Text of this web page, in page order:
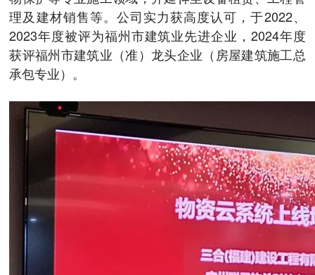
理及建材销售等。公司实力获高度认可，于2022、
2023年度被评为福州市建筑业先进企业，2024年度
获评福州市建筑业（准）龙头企业（房屋建筑施工总
承包专业）。